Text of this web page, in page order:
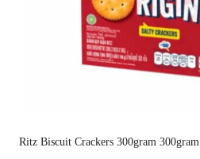
Ritz Biscuit Crackers 300gram 300gram